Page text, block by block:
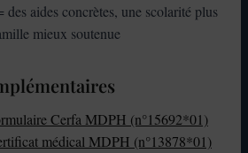
des aides concrètes, une scolarité plus
mieux soutenue
Cerfa MDPH (n°15692*01)
médical MDPH (n°13878*01)